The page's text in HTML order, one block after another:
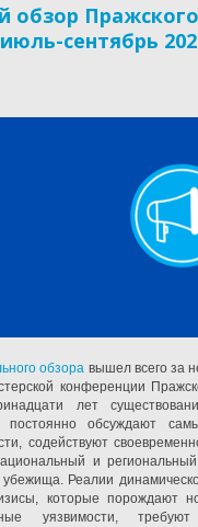
обзор Пражского
сентябрь
обзора вышел всего за
конференции
лет
постоянно обсуждают
содействуют
и
Реалии
которые порождают
уязвимости, требуют